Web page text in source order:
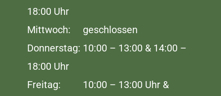
18:00 Uhr
Mittwoch: geschlossen
Donnerstag: 10:00 – 13:00 & 14:00 –
18:00 Uhr
Freitag: 10:00 – 13:00 Uhr &